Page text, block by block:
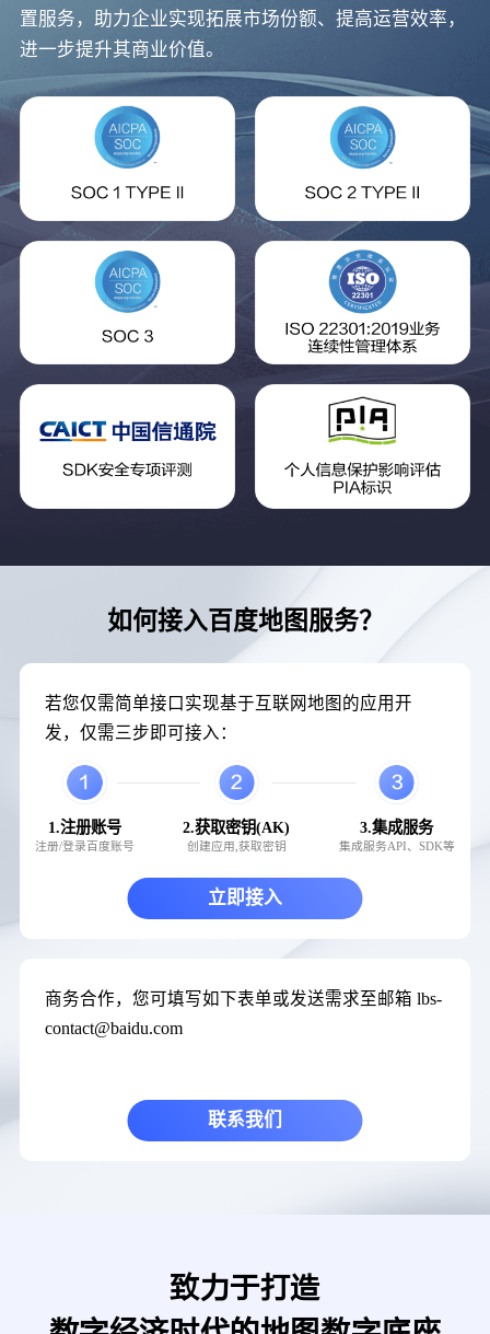
置服务，助力企业实现拓展市场份额、提高运营效率，
进一步提升其商业价值。
如何接入百度地图服务？
若您仅需简单接口实现基于互联网地图的应用开
发，仅需三步即可接入：
1.注册账号
注册/登录百度账号
2.获取密钥(AK)
创建应用,获取密钥
3.集成服务
集成服务API、SDK等
立即接入
商务合作，您可填写如下表单或发送需求至邮箱 lbs-
contact@baidu.com
联系我们
致力于打造